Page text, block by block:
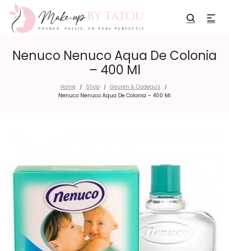
Nenuco Nenuco Aqua De Colonia
– 400 Ml
Home / Shop / Geuren & Cadeau's /
Nenuco Nenuco Aqua De Colonia – 400 Ml